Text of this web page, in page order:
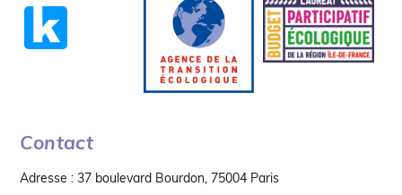
Contact
Adresse : 37 boulevard Bourdon, 75004 Paris